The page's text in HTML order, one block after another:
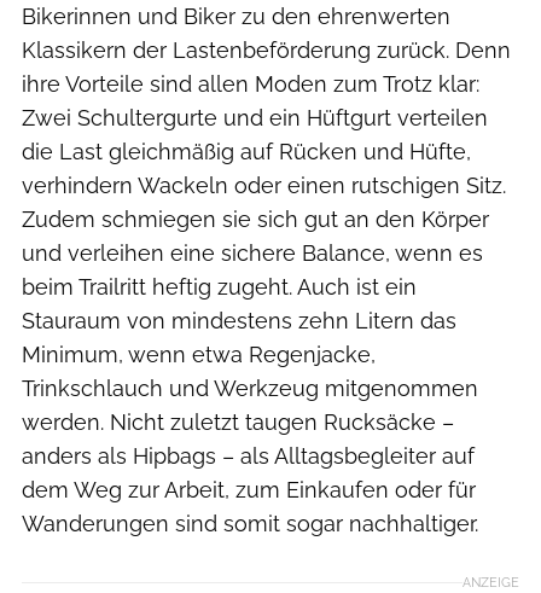
Bikerinnen und Biker zu den ehrenwerten
Klassikern der Lastenbeförderung zurück. Denn
ihre Vorteile sind allen Moden zum Trotz klar:
Zwei Schultergurte und ein Hüftgurt verteilen
die Last gleichmäßig auf Rücken und Hüfte,
verhindern Wackeln oder einen rutschigen Sitz.
Zudem schmiegen sie sich gut an den Körper
und verleihen eine sichere Balance, wenn es
beim Trailritt heftig zugeht. Auch ist ein
Stauraum von mindestens zehn Litern das
Minimum, wenn etwa Regenjacke,
Trinkschlauch und Werkzeug mitgenommen
werden. Nicht zuletzt taugen Rucksäcke –
anders als Hipbags – als Alltagsbegleiter auf
dem Weg zur Arbeit, zum Einkaufen oder für
Wanderungen sind somit sogar nachhaltiger.
ANZEIGE